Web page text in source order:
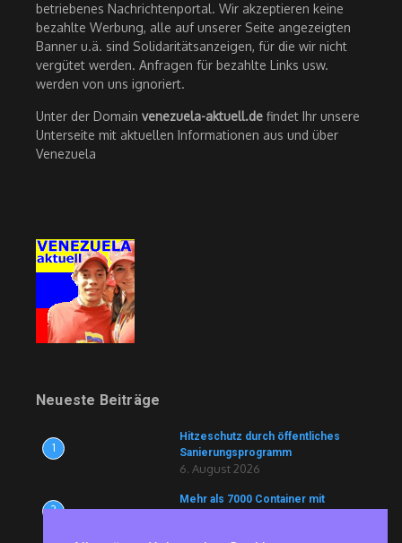
betriebenes Nachrichtenportal. Wir akzeptieren keine
bezahlte Werbung, alle auf unserer Seite angezeigten
Banner u.ä. sind Solidaritätsanzeigen, für die wir nicht
vergütet werden. Anfragen für bezahlte Links usw.
werden von uns ignoriert.
Unter der Domain venezuela-aktuell.de findet Ihr unsere
Unterseite mit aktuellen Informationen aus und über
Venezuela
Neueste Beiträge
1
Hitzeschutz durch öffentliches
Sanierungsprogramm
6. August 2026
2
Mehr als 7000 Container mit